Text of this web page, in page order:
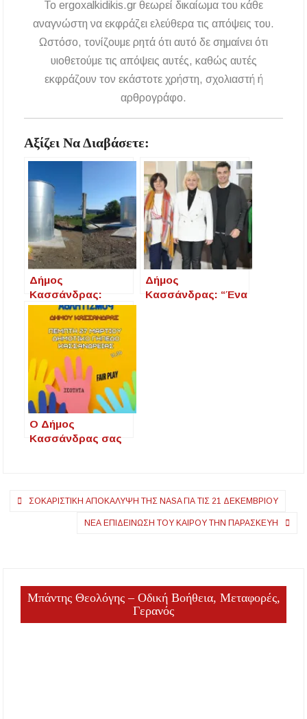
To ergoxalkidikis.gr θεωρεί δικαίωμα του κάθε
αναγνώστη να εκφράζει ελεύθερα τις απόψεις του.
Ωστόσο, τονίζουμε ρητά ότι αυτό δε σημαίνει ότι
υιοθετούμε τις απόψεις αυτές, καθώς αυτές
εκφράζουν τον εκάστοτε χρήστη, σχολιαστή ή
αρθρογράφο.
Αξίζει Να Διαβάσετε:
Δήμος
Κασσάνδρας:
Ενίσχυση του
υδρευτικού δικτύου
σε Νέα Σκιώνη,
Αγία Παρασκευή και
Παλιούρι με νέα
δεξαμενή και
αντλητικό σύστημα
Δήμος
Κασσάνδρας: “Ένα
Ο Δήμος
Κασσάνδρας σας
Πλοήγηση
ΣΟΚΑΡΙΣΤΙΚΉ ΑΠΟΚΆΛΥΨΗ ΤΗΣ NASA ΓΙΑ ΤΙΣ 21 ΔΕΚΕΜΒΡΊΟΥ
ΝΈΑ ΕΠΙΔΕΊΝΩΣΗ ΤΟΥ ΚΑΙΡΟΎ ΤΗΝ ΠΑΡΑΣΚΕΥΉ
Μπάντης Θεολόγης – Οδική Βοήθεια, Μεταφορές,
Γερανός